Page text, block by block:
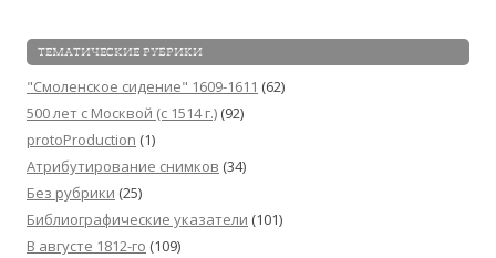
ТЕМАТИЧЕСКИЕ РУБРИКИ
"Смоленское сидение" 1609-1611 (62)
500 лет с Москвой (c 1514 г.) (92)
protoProduction (1)
Атрибутирование снимков (34)
Без рубрики (25)
Библиографические указатели (101)
В августе 1812-го (109)